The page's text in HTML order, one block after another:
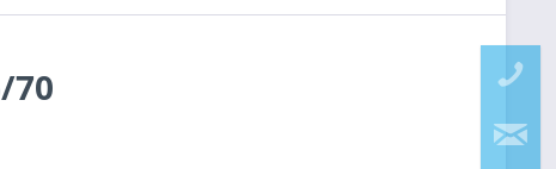
70